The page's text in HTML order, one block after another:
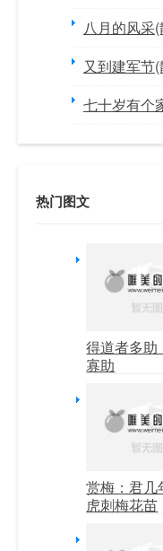
八月的风采
又到建军节
七十岁有个
热门图文
得道者多助
寡助
赏梅：君几
虎刺梅花苗